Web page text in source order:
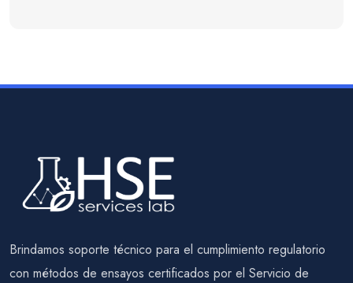
Brindamos soporte técnico para el cumplimiento regulatorio
con métodos de ensayos certificados por el Servicio de